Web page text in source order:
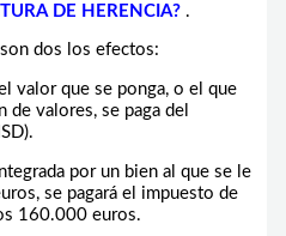
DE HERENCIA? .
dos los efectos:
valor que se ponga, o el que
de valores, se paga del
por un bien al que se le
se pagará el impuesto de
160.000 euros.